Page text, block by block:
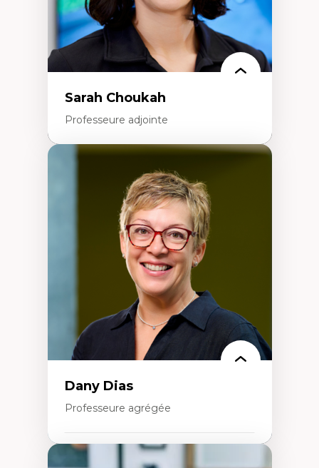
Sarah Choukah
Professeure adjointe
Démocratisation des nouvelles
technologies et biotechnologies
Données ouvertes
Bioart, programmation et électronique
Histoire sociale et culturelle des
technologies numériques
Résistances et droits numériques
Internet des objets
Problématiques relatives à l’intelligence
artificielle, l’apprentissage machine et les
hautes technologies
Féminismes et nouvelles technologies
Dany Dias
Professeure agrégée